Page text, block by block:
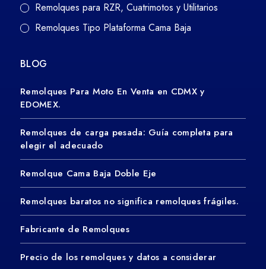
Remolques para RZR, Cuatrimotos y Utilitarios
Remolques Tipo Plataforma Cama Baja
BLOG
Remolques Para Moto En Venta en CDMX y
EDOMEX.
Remolques de carga pesada: Guía completa para
elegir el adecuado
Remolque Cama Baja Doble Eje
Remolques baratos no significa remolques frágiles.
Fabricante de Remolques
Precio de los remolques y datos a considerar